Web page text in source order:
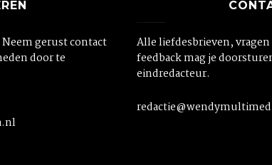
gerust contact
door te
Alle liefdesbrieven,
feedback mag je
eindredacteur.